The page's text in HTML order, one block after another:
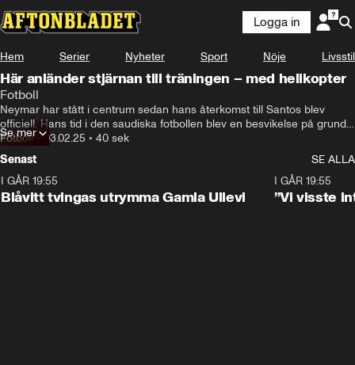
Logga in
Hem Serier Nyheter Sport Nöje Livsstil
Här anländer stjärnan till träningen – med helikopter
Fotboll
Neymar har stått i centrum sedan hans återkomst till Santos blev
officiell. Hans tid i den saudiska fotbollen blev en besvikelse på grund
av skador och nu har Neymar skrivit på ett kontrakt till slutet av
säsongen med klubben där han började sin seniorkarriär. Hans flärd
på planen tar han också med sig till sidan av fotbollen och inför hans
första träning med Santos sedan återkomsten anlände han i helikopter.
Fotboll•03.02.25 • 40 sek
Se mer
Senast
SE ALLA
I GÅR 19:55
Blåvitt tvingas utrymma Gamla Ullevi
I GÅR 19:55
”Vi visste